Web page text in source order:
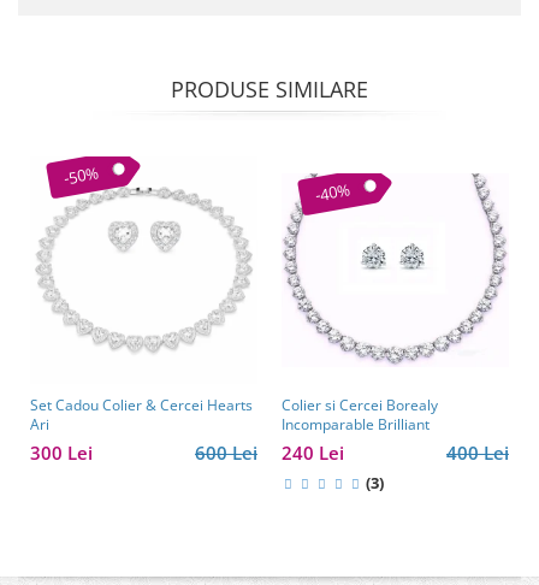
PRODUSE SIMILARE
-50%
Set Cadou Colier & Cercei Hearts
Ari
600 Lei
300 Lei
-40%
Colier si Cercei Borealy
Incomparable Brilliant
400 Lei
240 Lei
(3)